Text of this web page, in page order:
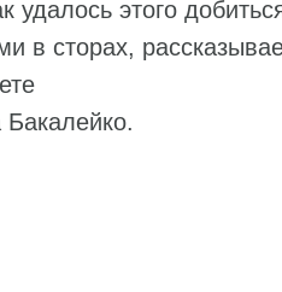
удалось этого
в сторах,
Бакалейко.